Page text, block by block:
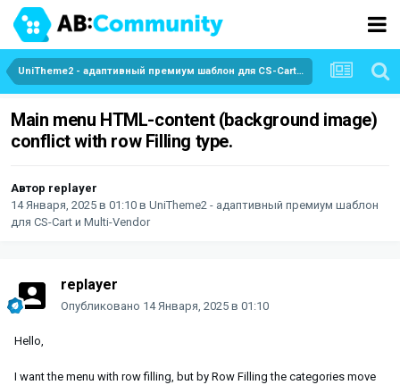
UniTheme2 - адаптивный премиум шаблон для CS-Cart и Multi-Vendor
Main menu HTML-content (background image)
conflict with row Filling type.
Автор replayer
14 Января, 2025 в 01:10 в UniTheme2 - адаптивный премиум шаблон
для CS-Cart и Multi-Vendor
replayer
Опубликовано 14 Января, 2025 в 01:10
Hello,
I want the menu with row filling, but by Row Filling the categories move